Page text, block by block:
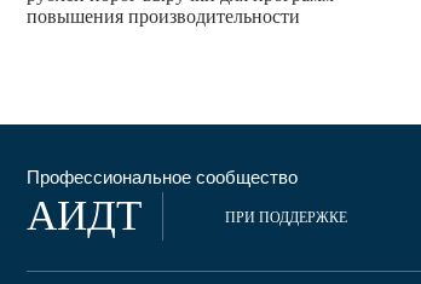
повышения производительности
Профессиональное сообщество
АИДТ ПРИ ПОДДЕРЖКЕ